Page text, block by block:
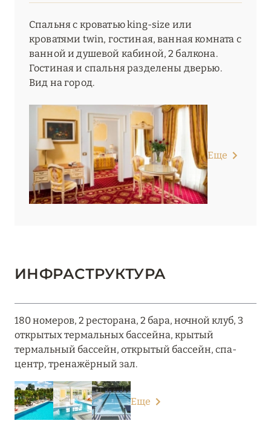
Спальня с кроватью king-size или
кроватями twin, гостиная, ванная комната с
ванной и душевой кабиной, 2 балкона.
Гостиная и спальня разделены дверью.
Вид на город.
Еще
ИНФРАСТРУКТУРА
180 номеров, 2 ресторана, 2 бара, ночной клуб, 3
открытых термальных бассейна, крытый
термальный бассейн, открытый бассейн, спа-
центр, тренажёрный зал.
Еще